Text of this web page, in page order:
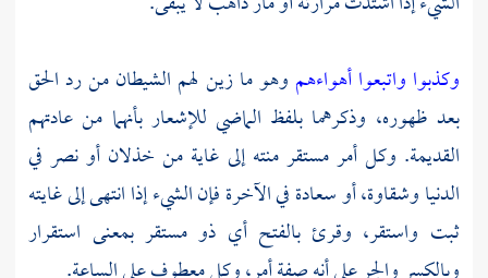
وكذبوا واتبعوا أهواءهم وهو ما زين لهم الشيطان من رد الحق
بعد ظهوره، وذكرهما بلفظ الماضي للإشعار بأنهما من عادتهم
القديمة. وكل أمر مستقر منته إلى غاية من خذلان أو نصر في
الدنيا وشقاوة، أو سعادة في الآخرة فإن الشيء إذا انتهى إلى غايته
ثبت واستقر، وقرئ بالفتح أي ذو مستقر بمعنى استقرار